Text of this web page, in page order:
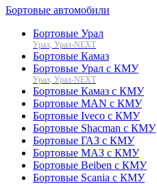
Бортовые автомобили
Бортовые Урал
Урал, Урал-NEXT
Бортовые Камаз
Бортовые Урал с КМУ
Урал, Урал-NEXT
Бортовые Камаз с КМУ
Бортовые MAN с КМУ
Бортовые Iveco с КМУ
Бортовые Shacman с КМУ
Бортовые ГАЗ с КМУ
Бортовые МАЗ с КМУ
Бортовые Beiben с КМУ
Бортовые Scania с КМУ